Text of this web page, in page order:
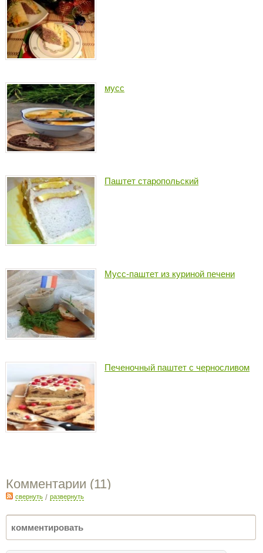
мусс
Паштет старопольский
Мусс-паштет из куриной печени
Печеночный паштет с черносливом
Комментарии (11)
свернуть / развернуть